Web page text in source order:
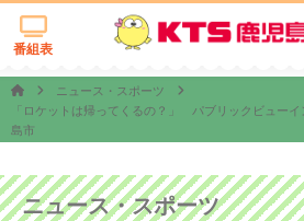
番組表
ニュース・スポーツ
「ロケットは帰ってくるの？」 パブリックビュー
島市
ニュース・スポーツ